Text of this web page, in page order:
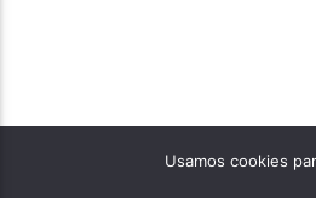
Usamos cookies